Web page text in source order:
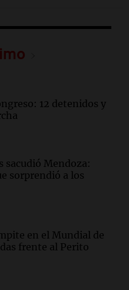
12 detenidos y
sacudió Mendoza:
sorprendió a los
en el Mundial de
frente al Perito